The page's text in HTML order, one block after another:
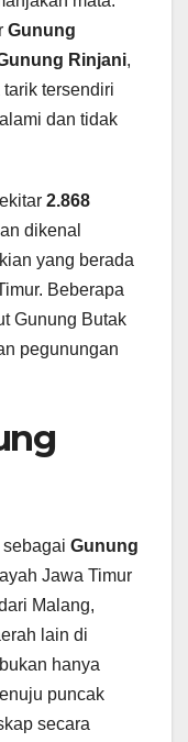
Gunung
Rinjani,
tersendiri
dan tidak
2.868
dikenal
yang berada
Beberapa
Gunung Butak
pegunungan
Gunung
Jawa Timur
Malang,
lain di
hanya
puncak
secara